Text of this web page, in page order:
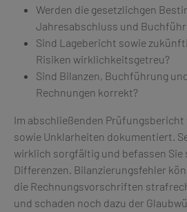
Werden die gesetzlichgen
Jahresabschluss und
Sind Lagebericht sowie
Risiken wirklichkeitsgetreu?
Sind Bilanzen, Buchführung
Rechnungen korrekt?
Im abschließenden
sowie Unklarheiten dokumentiert.
wirklich sorgfältig und befassen
Differenzen. Bilanzierungsfehler
die Rechnungsvorschriften
und schaden noch dazu der